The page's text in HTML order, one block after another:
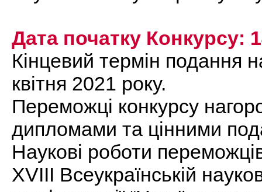
Дата початку Конкурсу:
Кінцевий термін подання
квітня 2021 року.
Переможці конкурсу
дипломами та цінними
Наукові роботи
ХVІІІ Всеукраїнській